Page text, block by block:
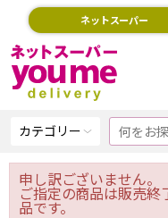
ネットスーパー
カテゴリー
申し訳ございません。
ご指定の商品は販売
品です。